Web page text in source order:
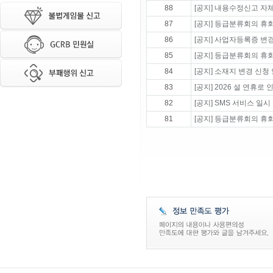
88
[공지] 내용수정신고 자
87
[공지] 등급분류회의 휴
86
[공지] 사업자등록증 변
85
[공지] 등급분류회의 휴
84
[공지] 소재지 변경 신청
83
[공지] 2026 설 연휴로
82
[공지] SMS 서비스 일시
81
[공지] 등급분류회의 휴